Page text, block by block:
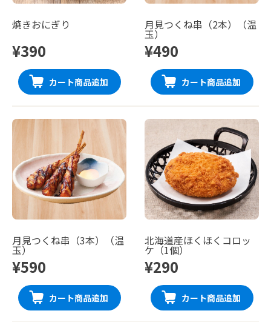
焼きおにぎり
¥390
カート商品追加
月見つくね串（2本）（温
玉）
¥490
カート商品追加
月見つくね串（3本）（温
玉）
¥590
カート商品追加
北海道産ほくほくコロッ
ケ（1個）
¥290
カート商品追加